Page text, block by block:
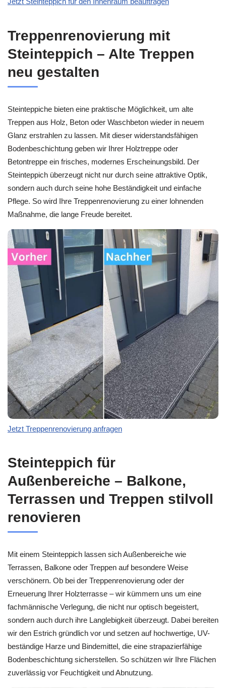
Treppenrenovierung mit
Steinteppich – Alte Treppen
neu gestalten
Steinteppiche bieten eine praktische Möglichkeit, um alte
Treppen aus Holz, Beton oder Waschbeton wieder in neuem
Glanz erstrahlen zu lassen. Mit dieser widerstandsfähigen
Bodenbeschichtung geben wir Ihrer Holztreppe oder
Betontreppe ein frisches, modernes Erscheinungsbild. Der
Steinteppich überzeugt nicht nur durch seine attraktive Optik,
sondern auch durch seine hohe Beständigkeit und einfache
Pflege. So wird Ihre Treppenrenovierung zu einer lohnenden
Maßnahme, die lange Freude bereitet.
Jetzt Treppenrenovierung anfragen
Steinteppich für
Außenbereiche – Balkone,
Terrassen und Treppen stilvoll
renovieren
Mit einem Steinteppich lassen sich Außenbereiche wie
Terrassen, Balkone oder Treppen auf besondere Weise
verschönern. Ob bei der Treppenrenovierung oder der
Erneuerung Ihrer Holzterrasse – wir kümmern uns um eine
fachmännische Verlegung, die nicht nur optisch begeistert,
sondern auch durch ihre Langlebigkeit überzeugt. Dabei bereiten
wir den Estrich gründlich vor und setzen auf hochwertige, UV-
beständige Harze und Bindemittel, die eine strapazierfähige
Bodenbeschichtung sicherstellen. So schützen wir Ihre Flächen
zuverlässig vor Feuchtigkeit und Abnutzung.